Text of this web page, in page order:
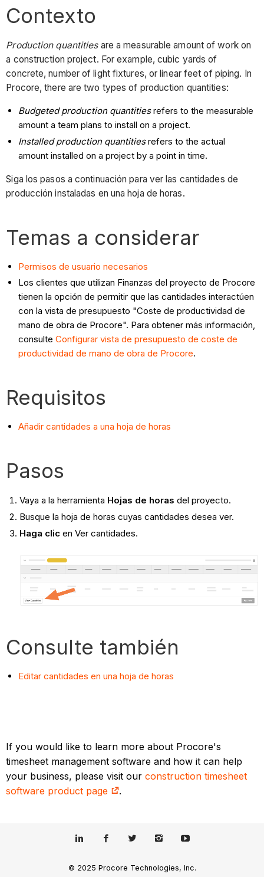
Contexto
Production quantitiesare a measurable amount of work on
a construction project. For example, cubic yards of
concrete, number of light fixtures, or linear feet of piping. In
Procore, there are two types of production quantities:
Budgeted production quantitiesrefers to the measurable
amount a team plans to install on a project.
Installed production quantitiesrefers to the actual
amount installed on a project by a point in time.
Siga los pasos a continuación para ver las cantidades de
producción instaladas en una hoja de horas.
Temas a considerar
Permisos de usuario necesarios
Los clientes que utilizan Finanzas del proyecto de Procore
tienen la opción de permitir que las cantidades interactúen
con la vista de presupuesto "Coste de productividad de
mano de obra de Procore". Para obtener más información,
consulteConfigurar vista de presupuesto de coste de
productividad de mano de obra de Procore.
Requisitos
Añadir cantidades a una hoja de horas
Pasos
Vaya a la herramienta Hojas de horas del proyecto.
Busque la hoja de horas cuyas cantidades desea ver.
Haga clicen Ver cantidades.
Consulte también
Editar cantidades en una hoja de horas
If you would like to learn more about Procore's
timesheet management software and how it can help
your business, please visit ourconstruction timesheet
software product page
.
© 2025 Procore Technologies, Inc.